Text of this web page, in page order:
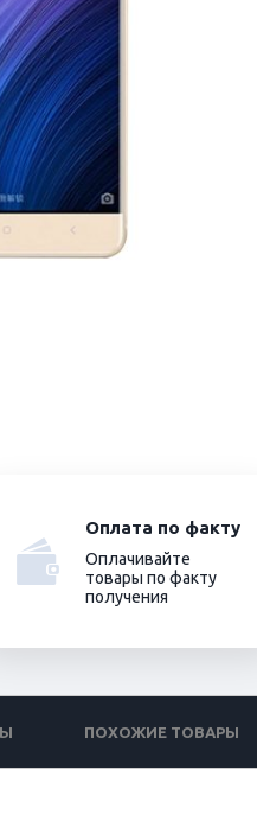
Оплата по факту
Оплачивайте
товары по факту
получения
ПОХОЖИЕ ТОВАРЫ